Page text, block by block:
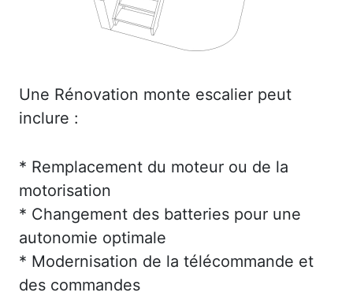
Une Rénovation monte escalier peut
inclure :
* Remplacement du moteur ou de la
motorisation
* Changement des batteries pour une
autonomie optimale
* Modernisation de la télécommande et
des commandes